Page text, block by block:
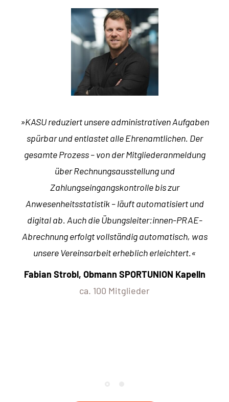
»KASU reduziert unsere administrativen Aufgaben
spürbar und entlastet alle Ehrenamtlichen. Der
gesamte Prozess – von der Mitgliederanmeldung
über Rechnungsausstellung und
Zahlungseingangskontrolle bis zur
Anwesenheitsstatistik – läuft automatisiert und
digital ab. Auch die Übungsleiter:innen-PRAE-
Abrechnung erfolgt vollständig automatisch, was
unsere Vereinsarbeit erheblich erleichtert.«
Fabian Strobl, Obmann SPORTUNION Kapelln
ca. 100 Mitglieder